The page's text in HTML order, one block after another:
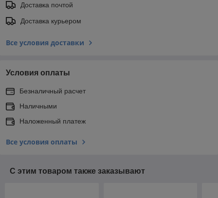
Доставка почтой
Доставка курьером
Все условия доставки
Условия оплаты
Безналичный расчет
Наличными
Наложенный платеж
Все условия оплаты
С этим товаром также заказывают